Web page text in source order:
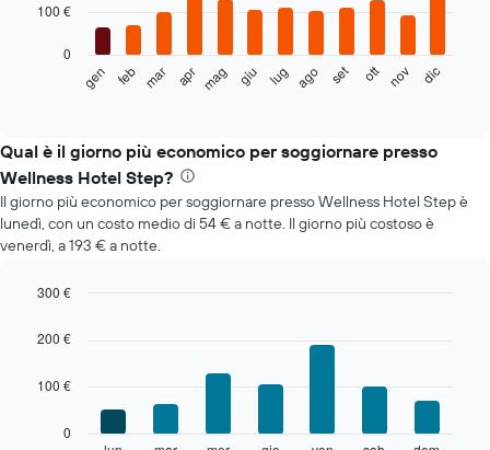
bars.
seguente
il
prezzo
medio
di
una
camera
mese
grafico
asse
gen feb mar apr mag giu lug ago set ott nov dic
0
100 €
Qual è il giorno più economico per soggiornare presso
Wellness Hotel Step?
Il giorno più economico per soggiornare presso Wellness Hotel Step è
lunedì, con un costo medio di 54 € a notte. Il giorno più costoso è
venerdì, a 193 € a notte.
chart
bars.
graphic.
0
100 €
200 €
300 €